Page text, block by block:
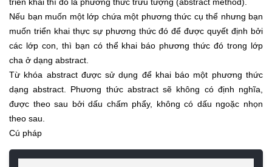
Nếu bạn muốn một lớp chứa một phương thức cụ thể nhưng bạn
muốn triển khai thực sự phương thức đó để được quyết định bởi
các lớp con, thì bạn có thể khai báo phương thức đó trong lớp
cha ở dạng abstract.
Từ khóa abstract được sử dụng để khai báo một phương thức
dạng abstract. Phương thức abstract sẽ không có định nghĩa,
được theo sau bởi dấu chấm phẩy, không có dấu ngoặc nhọn
theo sau.
Cú pháp